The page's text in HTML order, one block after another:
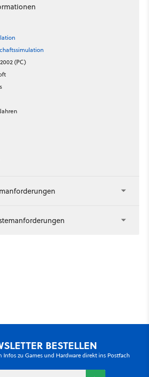
(PC)
BESTELLEN
Infos zu Games und Hardware direkt ins Postfach